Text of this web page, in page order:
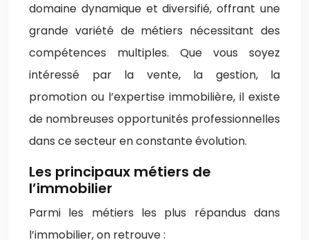
domaine dynamique et diversifié, offrant une
grande variété de métiers nécessitant des
compétences multiples. Que vous soyez
intéressé par la vente, la gestion, la
promotion ou l’expertise immobilière, il existe
de nombreuses opportunités professionnelles
dans ce secteur en constante évolution.
Les principaux métiers de
l’immobilier
Parmi les métiers les plus répandus dans
l’immobilier, on retrouve :